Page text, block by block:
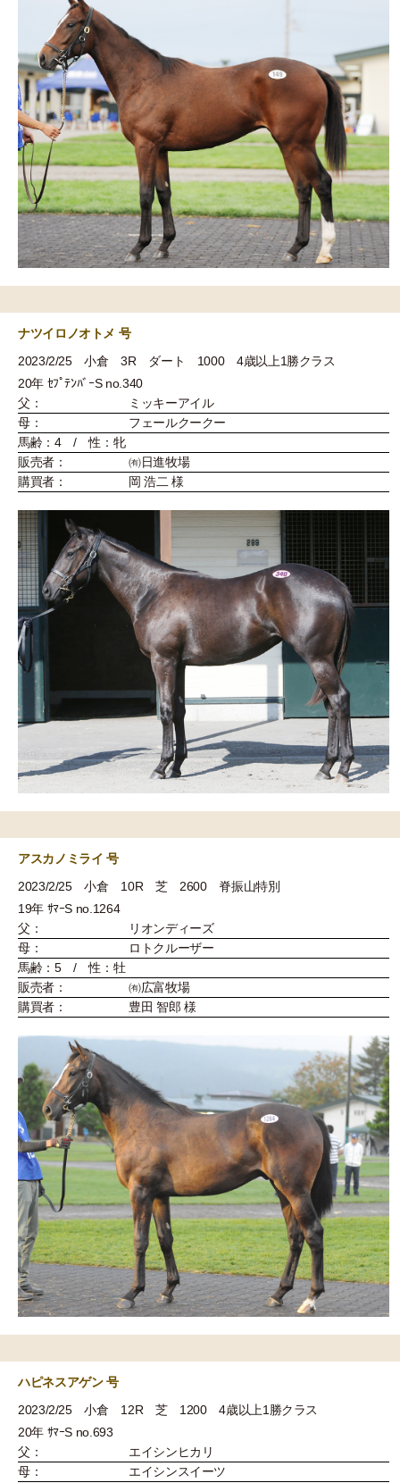
ナツイロノオトメ 号
2023/2/25 小倉 3R ダート 1000 4歳以上1勝クラス
20年 ｾﾌﾟﾃﾝﾊﾞｰS no.340
父：
ミッキーアイル
母：
フェールクークー
馬齢：4 / 性：牝
販売者：
㈲日進牧場
購買者：
岡 浩二 様
アスカノミライ 号
2023/2/25 小倉 10R 芝 2600 脊振山特別
19年 ｻﾏｰS no.1264
父：
リオンディーズ
母：
ロトクルーザー
馬齢：5 / 性：牡
販売者：
㈲広富牧場
購買者：
豊田 智郎 様
ハピネスアゲン 号
2023/2/25 小倉 12R 芝 1200 4歳以上1勝クラス
20年 ｻﾏｰS no.693
父：
エイシンヒカリ
母：
エイシンスイーツ